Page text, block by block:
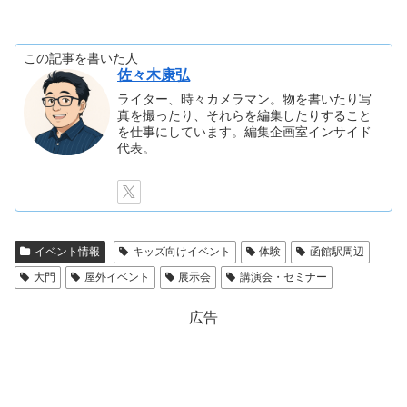
この記事を書いた人
佐々木康弘
ライター、時々カメラマン。物を書いたり写
真を撮ったり、それらを編集したりすること
を仕事にしています。編集企画室インサイド
代表。
イベント情報 キッズ向けイベント 体験
函館駅周辺
大門
屋外イベント 展示会 講演会・セミナー
広告